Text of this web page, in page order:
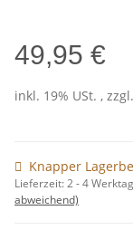
49,95 €
inkl. 19% USt. , zzgl.
Knapper
Lieferzeit:2 - 4
abweichend)